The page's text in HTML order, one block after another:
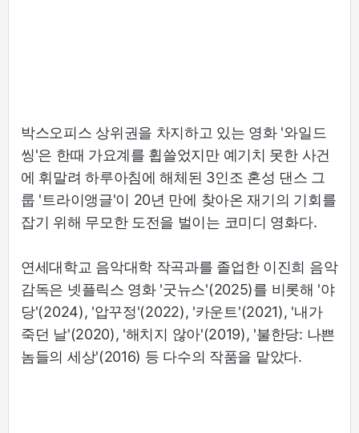
박스오피스 상위권을 차지하고 있는 영화 '와일드
씽'은 한때 가요계를 휩쓸었지만 예기치 못한 사건
에 휘말려 하루아침에 해체된 3인조 혼성 댄스 그
룹 '트라이앵글'이 20년 만에 찾아온 재기의 기회를
잡기 위해 무모한 도전을 벌이는 코미디 영화다.
연세대학교 음악대학 작곡과를 졸업한 이진희 음악
감독은 넷플릭스 영화 '굿뉴스'(2025)를 비롯해 '야
당'(2024), '압꾸정'(2022), '카운트'(2021), '내가
죽던 날'(2020), '해치지 않아'(2019), '불한당: 나쁜
놈들의 세상'(2016) 등 다수의 작품을 맡았다.